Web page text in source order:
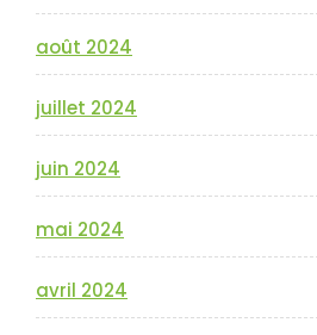
août 2024
juillet 2024
juin 2024
mai 2024
avril 2024